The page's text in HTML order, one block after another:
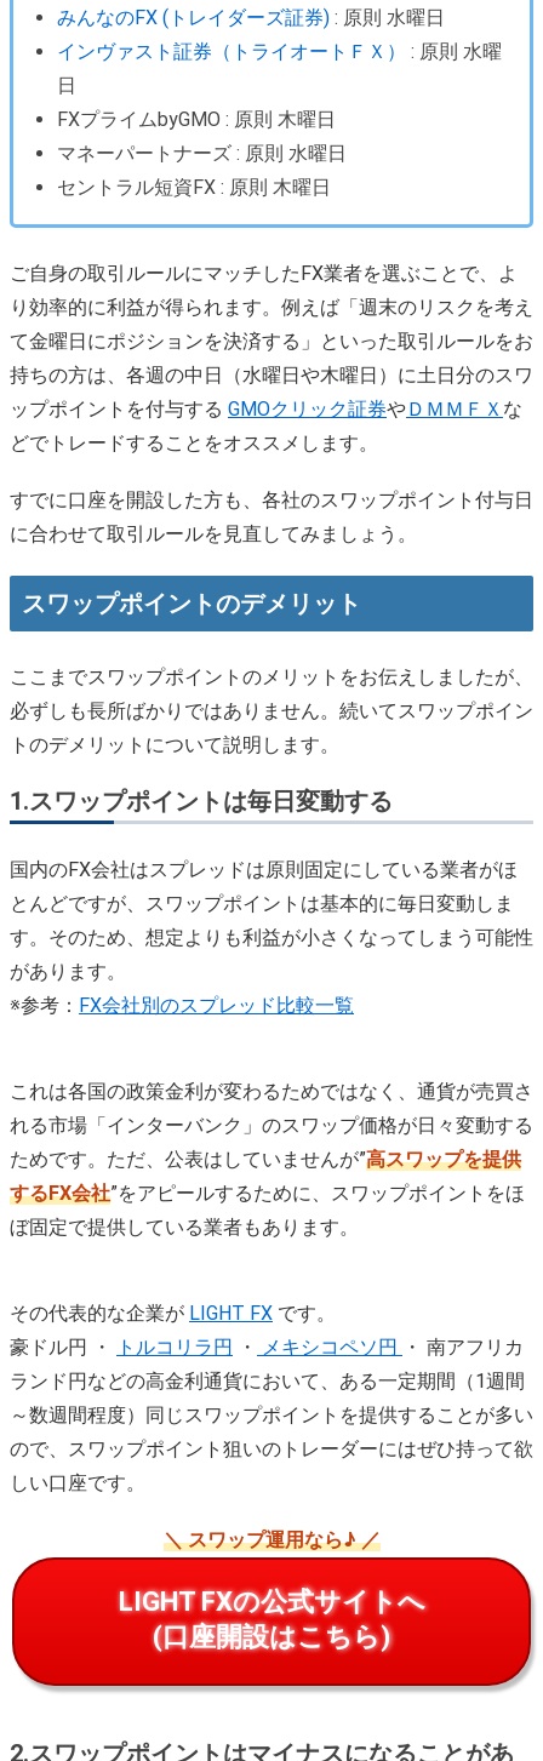
みんなのFX (トレイダーズ証券) : 原則 水曜日
インヴァスト証券（トライオートＦＸ）
: 原則 水曜
日
FXプライムbyGMO : 原則 木曜日
マネーパートナーズ : 原則 水曜日
セントラル短資FX : 原則 木曜日
ご自身の取引ルールにマッチしたFX業者を選ぶことで、よ
り効率的に利益が得られます。例えば「週末のリスクを考え
て金曜日にポジションを決済する」といった取引ルールをお
持ちの方は、各週の中日（水曜日や木曜日）に土日分のスワ
ップポイントを付与する GMOクリック証券やＤＭＭＦＸ な
どでトレードすることをオススメします。
すでに口座を開設した方も、各社のスワップポイント付与日
に合わせて取引ルールを見直してみましょう。
スワップポイントのデメリット
ここまでスワップポイントのメリットをお伝えしましたが、
必ずしも長所ばかりではありません。続いてスワップポイン
トのデメリットについて説明します。
1.スワップポイントは毎日変動する
国内のFX会社はスプレッドは原則固定にしている業者がほ
とんどですが、スワップポイントは基本的に毎日変動しま
す。そのため、想定よりも利益が小さくなってしまう可能性
があります。
※参考： FX会社別のスプレッド比較一覧
これは各国の政策金利が変わるためではなく、通貨が売買さ
れる市場「インターバンク」のスワップ価格が日々変動する
ためです。ただ、公表はしていませんが”高スワップを提供
するFX会社”をアピールするために、スワップポイントをほ
ぼ固定で提供している業者もあります。
その代表的な企業が LIGHT FX です。
豪ドル円 ・
トルコリラ円 ・ メキシコペソ円
・ 南アフリカ
ランド円などの高金利通貨において、ある一定期間（1週間
～数週間程度）同じスワップポイントを提供することが多い
ので、スワップポイント狙いのトレーダーにはぜひ持って欲
しい口座です。
＼ スワップ運用なら♪ ／
LIGHT FXの公式サイトへ
(口座開設はこちら)
2.スワップポイントはマイナスになることがあ